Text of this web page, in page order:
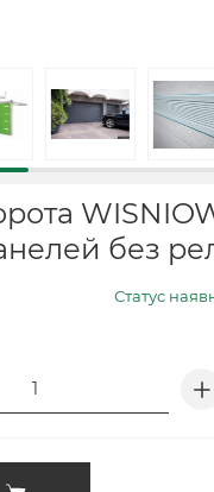
без
Статус